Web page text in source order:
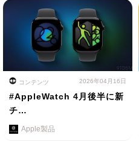
コンテンツ 2026年04月16日
#AppleWatch 4月後半に新
チ…
Apple製品